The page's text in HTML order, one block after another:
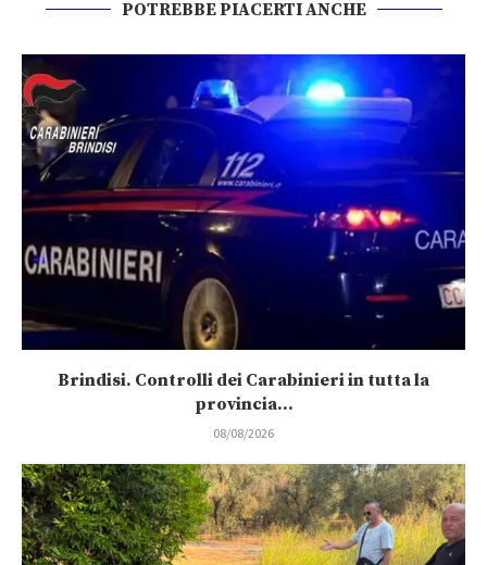
POTREBBE PIACERTI ANCHE
Brindisi. Controlli dei Carabinieri in tutta la
provincia...
08/08/2026